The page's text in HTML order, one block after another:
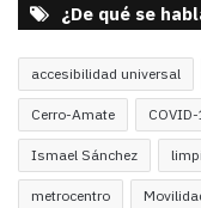
¿De qué se
accesibilidad universal
Cerro-Amate
Ismael Sánchez
metrocentro